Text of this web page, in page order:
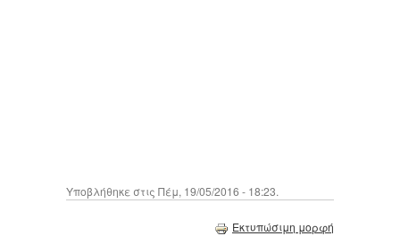
Υποβλήθηκε στις Πέμ, 19/05/2016 - 18:23.
Εκτυπώσιμη μορφή